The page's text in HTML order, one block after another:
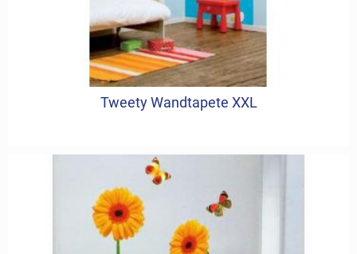
Tweety Wandtapete XXL